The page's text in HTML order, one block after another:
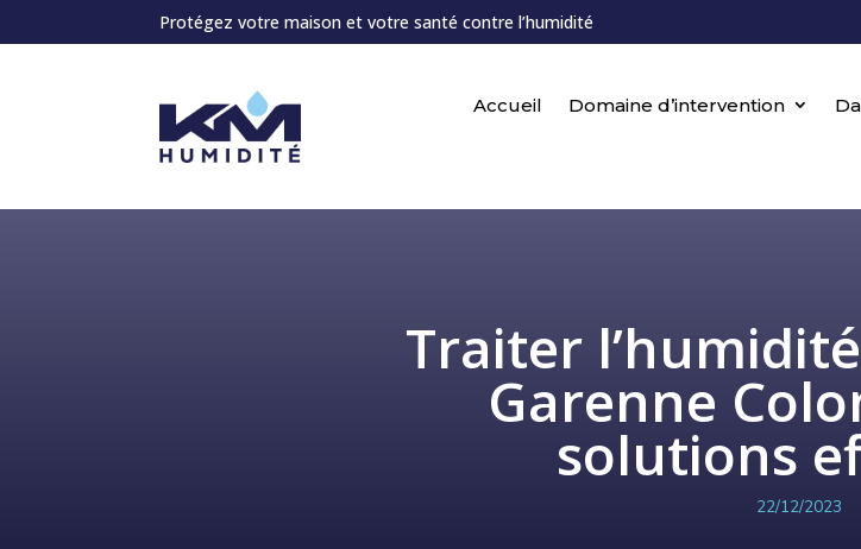
Protégez votre maison et votre santé contre l’humidité
Accueil Domaine d’intervention
Traiter
Garenne
solutions
22/12/2023